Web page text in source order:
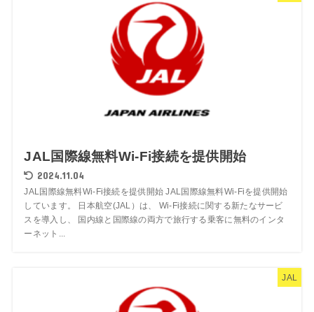
JAL国際線無料Wi-Fi接続を提供開始
2024.11.04
JAL国際線無料Wi-Fi接続を提供開始 JAL国際線無料Wi-Fiを提供開始
しています。 日本航空(JAL）は、 Wi-Fi接続に関する新たなサービ
スを導入し、 国内線と国際線の両方で旅行する乗客に無料のインタ
ーネット...
JAL